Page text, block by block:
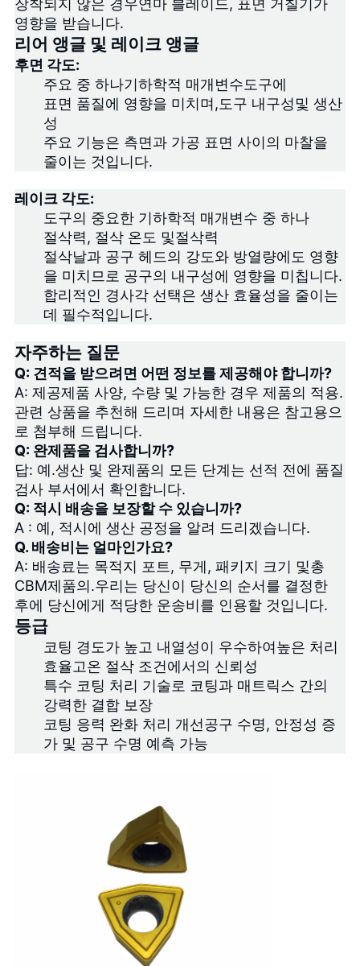
장착되지 않은 경우연마 블레이드, 표면 거칠기가
영향을 받습니다.
리어 앵글 및 레이크 앵글
후면 각도:
주요 중 하나기하학적 매개변수도구에
표면 품질에 영향을 미치며,도구 내구성및 생산
성
주요 기능은 측면과 가공 표면 사이의 마찰을
줄이는 것입니다.
레이크 각도:
도구의 중요한 기하학적 매개변수 중 하나
절삭력, 절삭 온도 및절삭력
절삭날과 공구 헤드의 강도와 방열량에도 영향
을 미치므로 공구의 내구성에 영향을 미칩니다.
합리적인 경사각 선택은 생산 효율성을 줄이는
데 필수적입니다.
자주하는 질문
Q: 견적을 받으려면 어떤 정보를 제공해야 합니까?
A: 제공제품 사양, 수량 및 가능한 경우 제품의 적용.
관련 상품을 추천해 드리며 자세한 내용은 참고용으
로 첨부해 드립니다.
Q: 완제품을 검사합니까?
답: 예.생산 및 완제품의 모든 단계는 선적 전에 품질
검사 부서에서 확인합니다.
Q: 적시 배송을 보장할 수 있습니까?
A : 예, 적시에 생산 공정을 알려 드리겠습니다.
Q. 배송비는 얼마인가요?
A: 배송료는 목적지 포트, 무게, 패키지 크기 및총
CBM제품의.우리는 당신이 당신의 순서를 결정한
후에 당신에게 적당한 운송비를 인용할 것입니다.
등급
코팅 경도가 높고 내열성이 우수하여높은 처리
효율고온 절삭 조건에서의 신뢰성
특수 코팅 처리 기술로 코팅과 매트릭스 간의
강력한 결합 보장
코팅 응력 완화 처리 개선공구 수명, 안정성 증
가 및 공구 수명 예측 가능